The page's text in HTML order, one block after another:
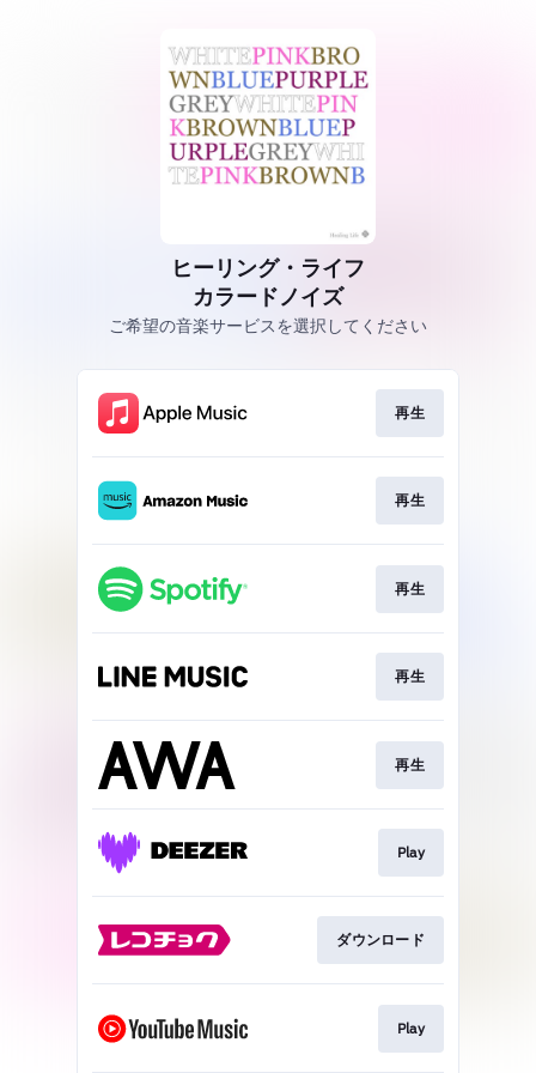
ヒーリング・ライフ
カラードノイズ
ご希望の音楽サービスを選択してください
再生
再生
再生
再生
再生
Play
ダウンロード
Play